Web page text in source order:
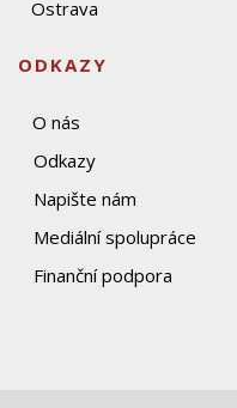
Ostrava
ODKAZY
O nás
Odkazy
Napište nám
Mediální spolupráce
Finanční podpora